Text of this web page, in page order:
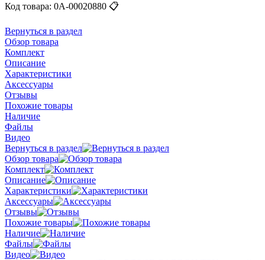
Код товара: 0А-00020880 📋
Вернуться в раздел
Обзор товара
Комплект
Описание
Характеристики
Аксессуары
Отзывы
Похожие товары
Наличие
Файлы
Видео
Вернуться в раздел
Обзор товара
Комплект
Описание
Характеристики
Аксессуары
Отзывы
Похожие товары
Наличие
Файлы
Видео